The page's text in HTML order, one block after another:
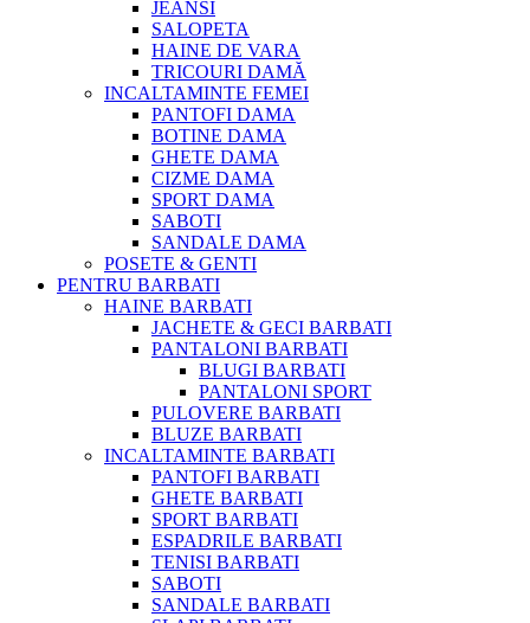
JEANSI
SALOPETA
HAINE DE VARA
TRICOURI DAMĂ
INCALTAMINTE FEMEI
PANTOFI DAMA
BOTINE DAMA
GHETE DAMA
CIZME DAMA
SPORT DAMA
SABOTI
SANDALE DAMA
POSETE & GENTI
PENTRU BARBATI
HAINE BARBATI
JACHETE & GECI BARBATI
PANTALONI BARBATI
BLUGI BARBATI
PANTALONI SPORT
PULOVERE BARBATI
BLUZE BARBATI
INCALTAMINTE BARBATI
PANTOFI BARBATI
GHETE BARBATI
SPORT BARBATI
ESPADRILE BARBATI
TENISI BARBATI
SABOTI
SANDALE BARBATI